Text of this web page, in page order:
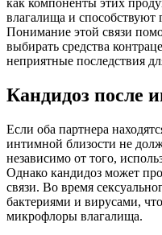
влагалища и
Понимание этой связи
выбирать средства
неприятные последствия
Кандидоз после
Если оба партнера
интимной близости не
независимо от того,
Однако кандидоз может
связи. Во время
бактериями и вирусами,
микрофлоры влагалища.